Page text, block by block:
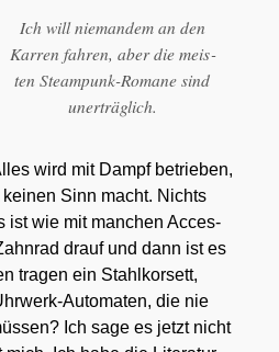
Ich will nie­man­dem an den
Kar­ren fah­ren, aber die meis­
ten Steam­punk-Roma­ne sind
uner­träg­lich.
wird mit Dampf betrie­ben,
Sinn macht. Nichts
ist wie mit man­chen Acces­
drauf und dann ist es
tra­gen ein Stahl­kor­sett,
Auto­ma­ten, die nie
Ich sage es jetzt nicht